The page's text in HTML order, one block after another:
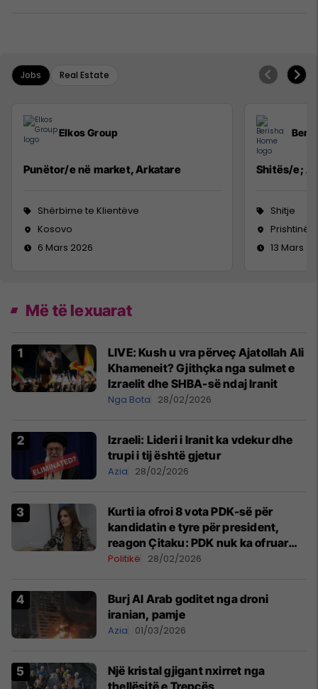
Jobs Real Estate
Elkos Group
Punëtor/e në market, Arkatare
Shërbime te Klientëve
Kosovo
6 Mars 2026
Shitës/e;
Shitje
Prishtinë
13 Mars
Më të lexuarat
LIVE: Kush u vra përveç Ajatollah Ali
Khameneit? Gjithçka nga sulmet e
Izraelit dhe SHBA-së ndaj Iranit
Nga Bota 28/02/2026
Izraeli: Lideri i Iranit ka vdekur dhe
trupi i tij është gjetur
Azia 28/02/2026
Kurti ia ofroi 8 vota PDK-së për
kandidatin e tyre për president,
reagon Çitaku: PDK nuk ka ofruar
kundërkandidat formal veç për inat
Politikë 28/02/2026
Burj Al Arab goditet nga droni
iranian, pamje
Azia 01/03/2026
Një kristal gjigant nxirret nga
thellësitë e Trepçës